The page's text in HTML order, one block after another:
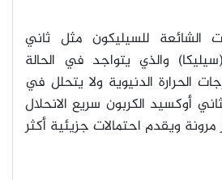
الشائعة للسيليكون مثل ثاني
والذي يتواجد في الحالة
الحرارة الدنيوية ولا يتحلل في
أوكسيد الكربون سريع الانحلال
ويقدم احتمالات جزيئية أكثر